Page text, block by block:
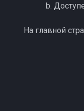
На главной